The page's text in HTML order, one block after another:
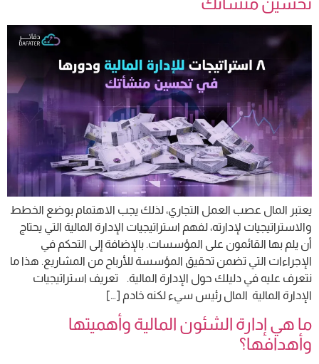
يعتبر المال عصب العمل التجاري، لذلك يجب الاهتمام بوضع الخطط
والاستراتيجيات لإدارته، لفهم استراتيجيات الإدارة المالية التي يحتاج
أن يلم بها القائمون على المؤسسات. بالإضافة إلى التحكم في
الإجراءات التي تضمن تحقيق المؤسسة للأرباح من المشاريع. هذا ما
نتعرف عليه في دليلك حول الإدارة المالية. تعريف استراتيجيات
الإدارة المالية المال رئيس سيء لكنه خادم […]
ما هي إدارة الشئون المالية وأهميتها
وأهدافها؟